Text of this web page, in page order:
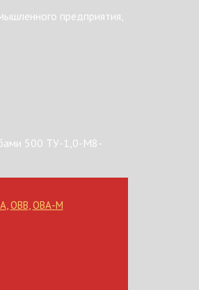
предприятия,
500 ТУ-1,0-М8-
,ОВВ,ОВА-М